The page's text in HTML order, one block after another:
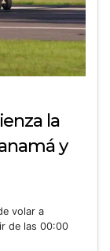
la
y
volar a
de las 00:00